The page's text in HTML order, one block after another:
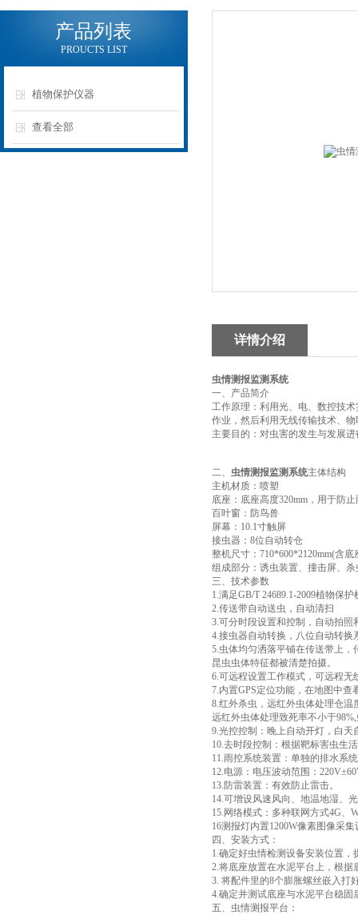
产品列表
PROUCTS LIST
植物保护仪器
查看全部
详情介绍
虫情测报监测系统
一、产品简介
工作原理：利用光、电、数控技
作业，然后利用无线传输技术、
主要目的：对虫害的发生与发展
二、 虫情测报监测系统主体结构
主机材质：喷塑
底座：底座高度320mm，用于防
百叶窗：防鸟兽
屏幕：10.1寸触屏
接虫器：8位自动转仓
整机尺寸：710*600*2120mm(含底
组成部分：诱虫装置、撞击屏、
三、技术参数
1.满足GB/T 24689.1-2009植物保
2.传送带自动送虫，自动清扫
3.可分时段设置和控制，自动拍照
4.接虫器自动转换，八位自动转
5.虫体均匀洒落平铺在传送带上
昆虫虫体特征都被清楚拍摄。
6.可远程设置工作模式，可远程
7.内置GPS定位功能，在地图中
8.红外杀虫，远红外虫体处理仓
远红外虫体处理致死率不小于
9.光控控制：晚上自动开灯，白
10.去时段控制：根据靶标害虫生
11.雨控系统装置：单独的排水系
12.电源：电压波动范围：
13.防雷装置：有效防止雷击。
14.可增设风速风向、地温地湿、
15.网络模式：多种联网方式4G、
16测报灯内置1200W像素图像采
四、安装方式：
1.确定好虫情检测设备安装位置
2.将底座放置在水泥平台上，根
3. 将配件里的8个膨胀螺丝嵌入打
4.确定并测试底座与水泥平台稳
五、虫情测报平台：